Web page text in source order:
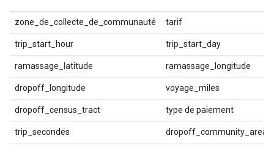
zone_de_collecte_de_communauté tarif
trip_start_hour trip_start_day
ramassage_latitude ramassage_longitude
dropoff_longitude voyage_miles
dropoff_census_tract type de paiement
trip_secondes dropoff_community_area